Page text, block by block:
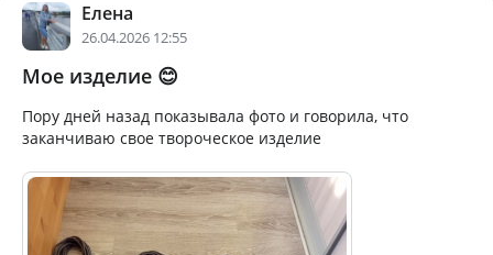
Елена
26.04.2026 12:55
Мое изделие 😊
Пору дней назад показывала фото и говорила, что
заканчиваю свое твороческое изделие